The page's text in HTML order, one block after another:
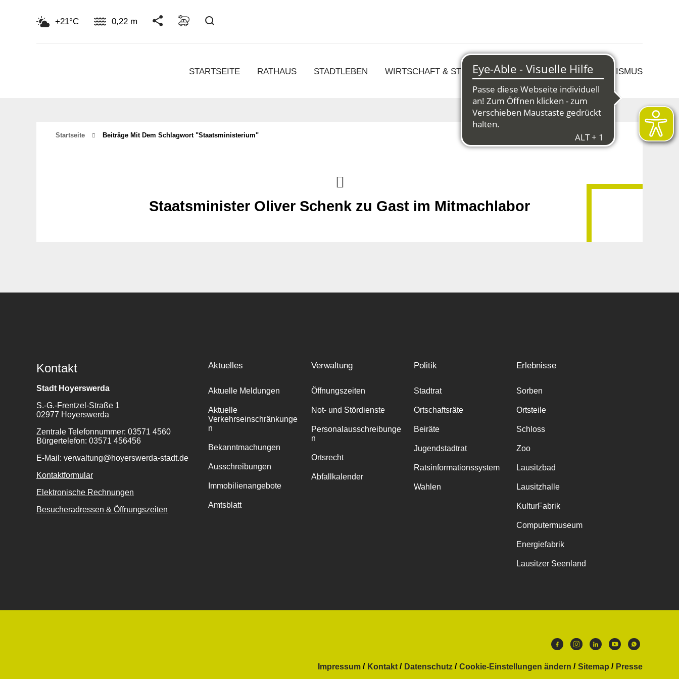
+21°C 0,22 m
STARTSEITE RATHAUS STADTLEBEN WIRTSCHAFT & STRUKTURWANDEL KULTUR & TOURISMUS
Startseite Beiträge Mit Dem Schlagwort "staatsministerium"
Staatsminister Oliver Schenk zu Gast im Mitmachlabor
Kontakt
Stadt Hoyerswerda
S.-G.-Frentzel-Straße 1
02977 Hoyerswerda
Zentrale Telefonnummer: 03571 4560
Bürgertelefon: 03571 456456
E-Mail: verwaltung@hoyerswerda-stadt.de
Kontaktformular
Elektronische Rechnungen
Besucheradressen & Öffnungszeiten
Aktuelles
Aktuelle Meldungen
Aktuelle
Verkehrseinschränkunge
n
Bekanntmachungen
Ausschreibungen
Immobilienangebote
Amtsblatt
Verwaltung
Öffnungszeiten
Not- und Stördienste
Personalausschreibunge
n
Ortsrecht
Abfallkalender
Politik
Stadtrat
Ortschaftsräte
Beiräte
Jugendstadtrat
Ratsinformationssystem
Wahlen
Erlebnisse
Sorben
Ortsteile
Schloss
Zoo
Lausitzbad
Lausitzhalle
KulturFabrik
Computermuseum
Energiefabrik
Lausitzer Seenland
Impressum Kontakt Datenschutz Cookie-Einstellungen ändern Sitemap
Presse